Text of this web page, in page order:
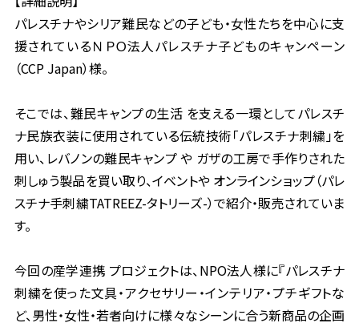
パレスチナやシリア難民などの子ども・女性たちを中心に支
援されているＮＰＯ法人パレスチナ子どものキャンペーン
（CCP Japan）様。
そこでは、難民キャンプの生活 を支える一環としてパレスチ
ナ民族衣装に使用されている伝統技術「パレスチナ刺繍」を
用い、レバノンの難民キャンプ や ガザの工房で手作りされた
刺しゅう製品を買い取り、イベントや オンラインショップ（パレ
スチナ手刺繍TATREEZ-タトリーズ-）で紹介・販売されていま
す。
今回の産学連携 プロジェクトは、NPO法人様に『パレスチナ
刺繍を使った文具・アクセサリー・インテリア・プチギフトな
ど、男性・女性・若者向けに様々なシーンに合う新商品の企画